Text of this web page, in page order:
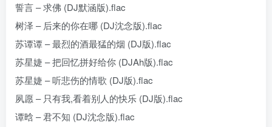
誓言 – 求佛 (DJ默涵版).flac
树泽 – 后来的你在哪 (DJ沈念版).flac
苏谭谭 – 最烈的酒最猛的烟 (DJ版).flac
苏星婕 – 把回忆拼好给你 (DJAh版).flac
苏星婕 – 听悲伤的情歌 (DJ版).flac
夙愿 – 只有我,看着别人的快乐 (DJ版).flac
谭晗 – 君不知 (DJ沈念版).flac